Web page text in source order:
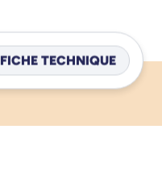
FICHE TECHNIQUE